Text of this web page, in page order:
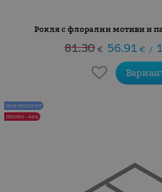
Рокля с флорални мотиви и
81.30 € 56.91 € /
НОВ ПРОДУКТ
ПРОМО -44%